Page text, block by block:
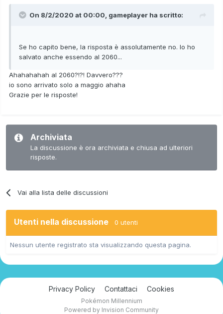
On 8/2/2020 at 00:00, gameplayer ha scritto:
Se ho capito bene, la risposta è assolutamente no. Io ho
salvato anche essendo al 2060...
Ahahahahah al 2060?!?! Davvero???
io sono arrivato solo a maggio ahaha
Grazie per le risposte!
Archiviata
La discussione è ora archiviata e chiusa ad ulteriori
risposte.
Vai alla lista delle discussioni
Utenti nella discussione 0 utenti
Nessun utente registrato sta visualizzando questa pagina.
Privacy Policy Contattaci Cookies
Pokémon Millennium
Powered by Invision Community